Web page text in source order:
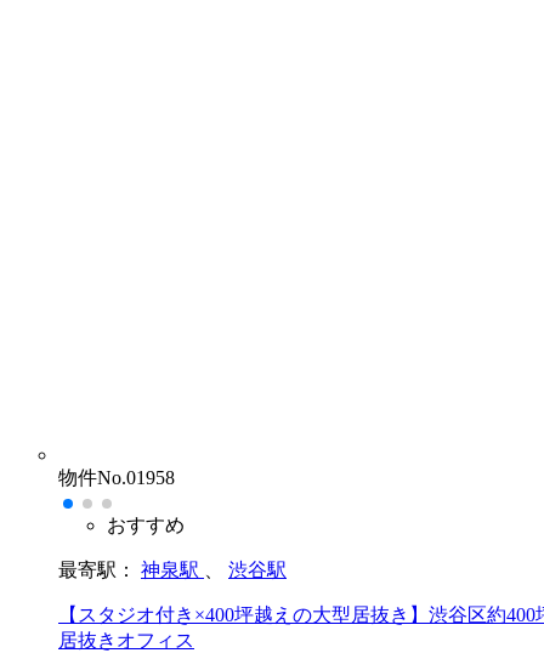
物件No.01958
おすすめ
最寄駅： 神泉駅 、 渋谷駅
【スタジオ付き×400坪越えの大型居抜き】渋谷区約400
居抜きオフィス